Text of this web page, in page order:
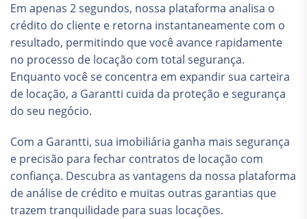
Em apenas 2 segundos, nossa plataforma analisa o
crédito do cliente e retorna instantaneamente com o
resultado, permitindo que você avance rapidamente
no processo de locação com total segurança.
Enquanto você se concentra em expandir sua carteira
de locação, a Garantti cuida da proteção e segurança
do seu negócio.
Com a Garantti, sua imobiliária ganha mais segurança
e precisão para fechar contratos de locação com
confiança. Descubra as vantagens da nossa plataforma
de análise de crédito e muitas outras garantias que
trazem tranquilidade para suas locações.